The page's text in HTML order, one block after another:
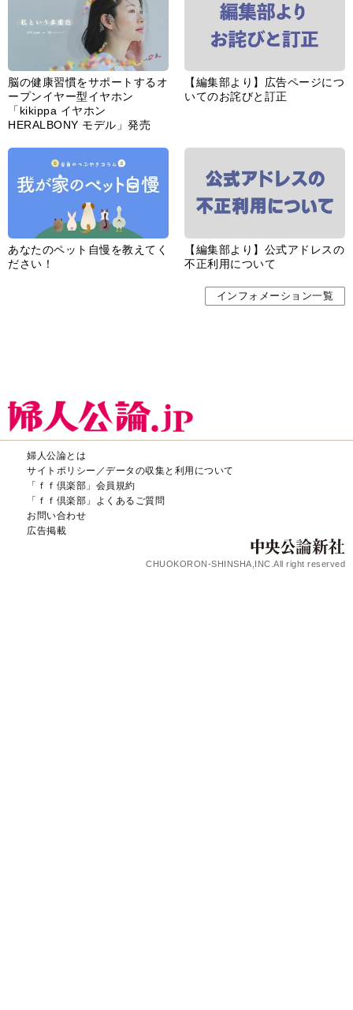
脳の健康習慣をサポートするオ
ープンイヤー型イヤホン
「kikippa イヤホン
HERALBONY モデル」発売
【編集部より】広告ページにつ
いてのお詫びと訂正
あなたのペット自慢を教えてく
ださい！
【編集部より】公式アドレスの
不正利用について
インフォメーション一覧
婦人公論とは
サイトポリシー／データの収集と利用について
「ｆｆ倶楽部」会員規約
「ｆｆ倶楽部」よくあるご質問
お問い合わせ
広告掲載
CHUOKORON-SHINSHA,INC.All right reserved